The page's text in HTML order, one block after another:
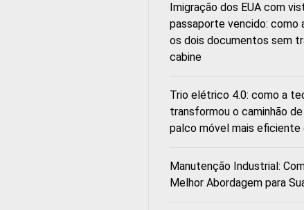
Imigração dos EUA com
passaporte vencido: como
os dois documentos sem
cabine
Trio elétrico 4.0: como a
transformou o caminhão
palco móvel mais eficiente
Manutenção Industrial:
Melhor Abordagem para